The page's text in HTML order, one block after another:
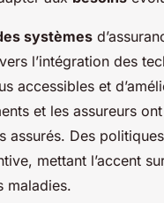
systèmes
l’intégration des
accessibles et
et les assureurs
assurés. Des
mettant l’accent
maladies.